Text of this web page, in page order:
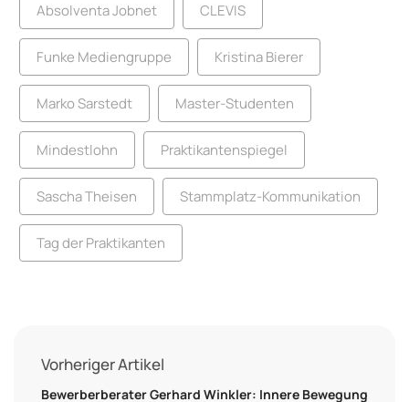
Absolventa Jobnet CLEVIS
Funke Mediengruppe Kristina Bierer
Marko Sarstedt Master-Studenten
Mindestlohn Praktikantenspiegel
Sascha Theisen Stammplatz-Kommunikation
Tag der Praktikanten
Vorheriger Artikel
Bewerberberater Gerhard Winkler: Innere Bewegung